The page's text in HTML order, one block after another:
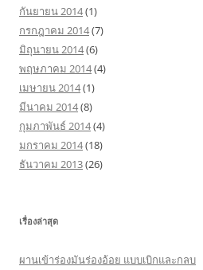
กันยายน 2014(1)
กรกฎาคม 2014(7)
มิถุนายน 2014(6)
พฤษภาคม 2014(4)
เมษายน 2014(1)
มีนาคม 2014(8)
กุมภาพันธ์ 2014(4)
มกราคม 2014(18)
ธันวาคม 2013(26)
เรื่องล่าสุด
ผานเข้าร่องมันร่องอ้อย แบบเบิกและกลบ